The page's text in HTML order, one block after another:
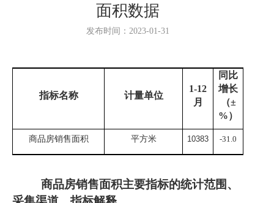
面积数据
发布时间：2023-01-31
指标名称 计量单位
1-12
月
同比
增长
（±
%）
商品房销售面积 平方米 10383 -31.0
商品房销售面积主要指标的统计范围、